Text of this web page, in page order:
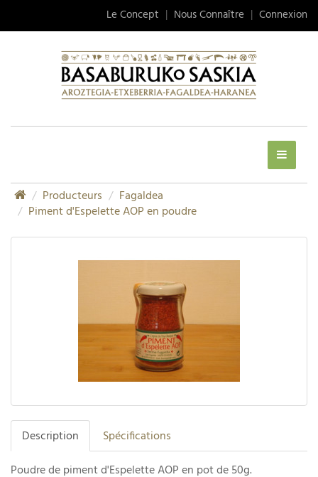
Le Concept Nous Connaître Connexion
Producteurs
Fagaldea
Piment d'Espelette AOP en poudre
Description Spécifications
Poudre de piment d'Espelette AOP en pot de 50g.